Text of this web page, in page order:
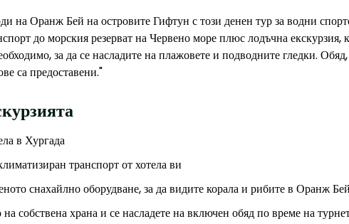
на Оранж Бей на островите Гифтун с този денен тур за водни
до морския резерват на Червено море плюс лодъчна екскурзия,
за да се насладите на плажовете и подводните гледки.
са предоставени."
в Хургада
транспорт от хотела ви
снахайлно оборудване, за да видите корала и рибите в Оранж Бей
собствена храна и се насладете на включен обяд по време на